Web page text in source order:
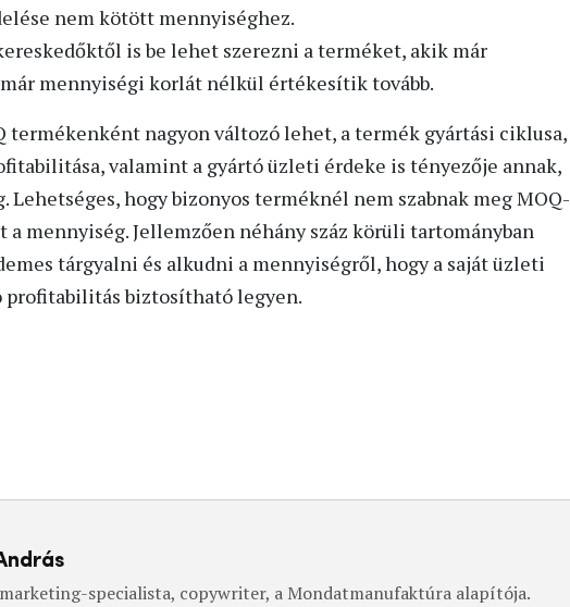
nem kötött mennyiséghez.
is be lehet szerezni a terméket, akik már
mennyiségi korlát nélkül értékesítik tovább.
termékenként nagyon változó lehet, a termék gyártási ciklusa,
valamint a gyártó üzleti érdeke is tényezője annak,
hogy bizonyos terméknél nem szabnak meg MOQ-
a mennyiség. Jellemzően néhány száz körüli tartományban
tárgyalni és alkudni a mennyiségről, hogy a saját üzleti
biztosítható legyen.
specialista, copywriter, a Mondatmanufaktúra alapítója.